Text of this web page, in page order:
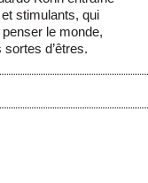
stimulants, qui
le monde,
d’êtres.